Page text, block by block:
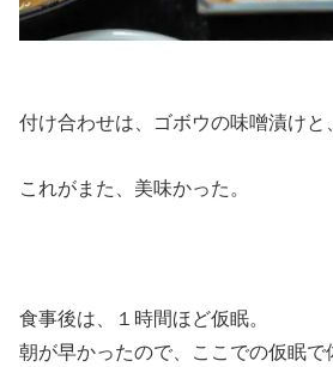
付け合わせは、ゴボウの味噌漬けと
これがまた、美味かった。
食事後は、１時間ほど仮眠。
朝が早かったので、ここでの仮眠で